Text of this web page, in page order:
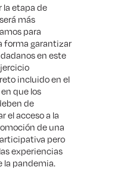
la etapa de
más
para
forma garantizar
en este
incluido en el
que los
de
el acceso a la
de una
pero
experiencias
la pandemia.